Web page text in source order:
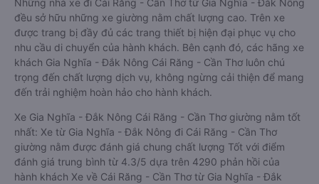
Những nhà xe đi Cái Răng - Cần Thơ từ Gia Nghĩa - Đắk Nông
đều sở hữu những xe giường nằm chất lượng cao. Trên xe
được trang bị đầy đủ các trang thiết bị hiện đại phục vụ cho
nhu cầu di chuyển của hành khách. Bên cạnh đó, các hãng xe
khách Gia Nghĩa - Đắk Nông Cái Răng - Cần Thơ luôn chú
trọng đến chất lượng dịch vụ, không ngừng cải thiện để mang
đến trải nghiệm hoàn hảo cho hành khách.
Xe Gia Nghĩa - Đắk Nông Cái Răng - Cần Thơ giường nằm tốt
nhất: Xe từ Gia Nghĩa - Đắk Nông đi Cái Răng - Cần Thơ
giường nằm được đánh giá chung chất lượng Tốt với điểm
đánh giá trung bình từ 4.3/5 dựa trên 4290 phản hồi của
hành khách Xe về Cái Răng - Cần Thơ từ Gia Nghĩa - Đắk